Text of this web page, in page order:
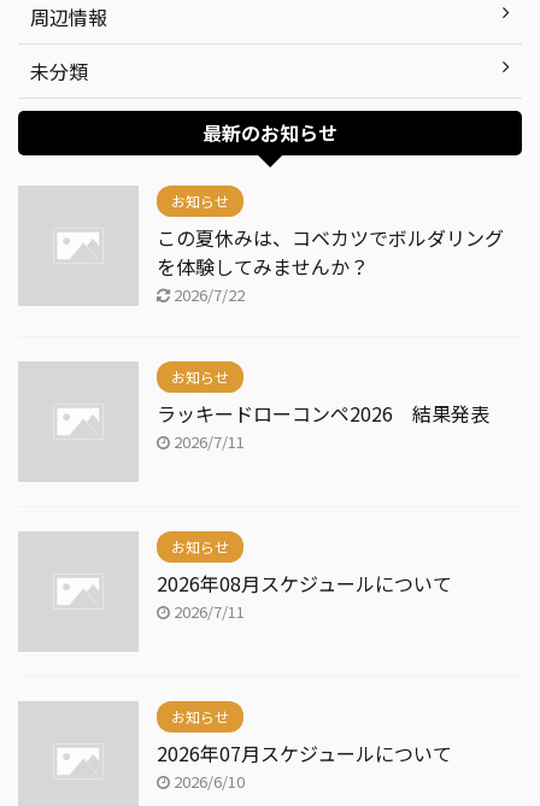
周辺情報
未分類
最新のお知らせ
お知らせ
この夏休みは、コベカツでボルダリング
を体験してみませんか？
2026/7/22
お知らせ
ラッキードローコンペ2026 結果発表
2026/7/11
お知らせ
2026年08月スケジュールについて
2026/7/11
お知らせ
2026年07月スケジュールについて
2026/6/10